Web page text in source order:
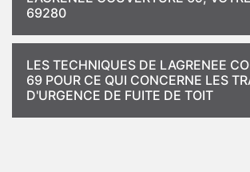
69280
LES TECHNIQUES DE LAGRENEE
69 POUR CE QUI CONCERNE LES
D'URGENCE DE FUITE DE TOIT